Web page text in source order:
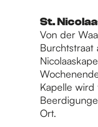
St.
Von der
Burchtstraat
Kapelle wird
Ort.